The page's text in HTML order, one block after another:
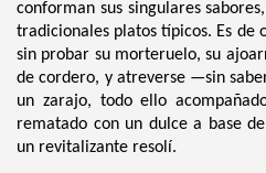
conforman sus singulares
tradicionales platos típicos. Es de
sin probar su morteruelo, su
de cordero, y atreverse —sin
un zarajo, todo ello
rematado con un dulce a base
un revitalizante resolí.